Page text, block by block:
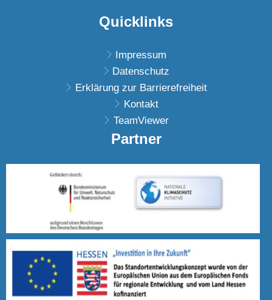
Quicklinks
Impressum
Datenschutz
Erklärung zur Barrierefreiheit
Kontakt
TeamViewer
Partner